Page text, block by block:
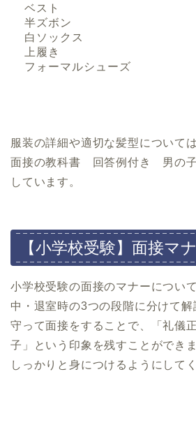
ベスト
半ズボン
白ソックス
上履き
フォーマルシューズ
服装の詳細や適切な髪型について
面接の教科書 回答例付き 男の子
しています。
【小学校受験】面接マ
小学校受験の面接のマナーについ
中・退室時の3つの段階に分けて
守って面接をすることで、「礼儀
子」という印象を残すことができ
しっかりと身につけるようにして